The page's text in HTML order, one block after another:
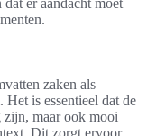
zaken als
Het is essentieel dat de
zijn, maar ook mooi
Dit zorgt ervoor